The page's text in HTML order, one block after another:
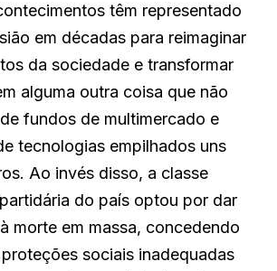
têm representado
em décadas para reimaginar
da sociedade e transformar
alguma outra coisa que não
fundos de multimercado e
tecnologias empilhados uns
Ao invés disso, a classe
do país optou por dar
morte em massa, concedendo
sociais inadequadas